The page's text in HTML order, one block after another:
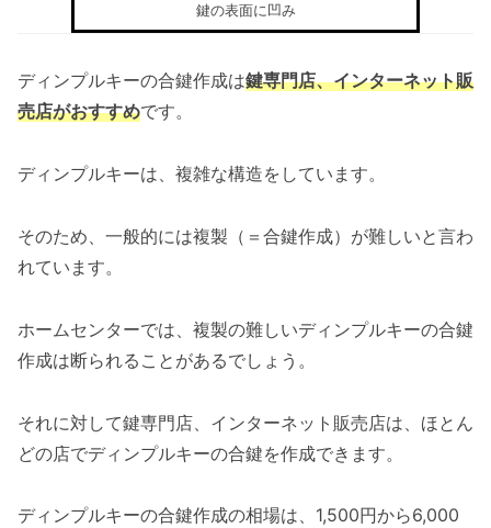
鍵の表面に凹み
ディンプルキーの合鍵作成は鍵専門店、インターネット販
売店がおすすめです。
ディンプルキーは、複雑な構造をしています。
そのため、一般的には複製（＝合鍵作成）が難しいと言わ
れています。
ホームセンターでは、複製の難しいディンプルキーの合鍵
作成は断られることがあるでしょう。
それに対して鍵専門店、インターネット販売店は、ほとん
どの店でディンプルキーの合鍵を作成できます。
ディンプルキーの合鍵作成の相場は、1,500円から6,000